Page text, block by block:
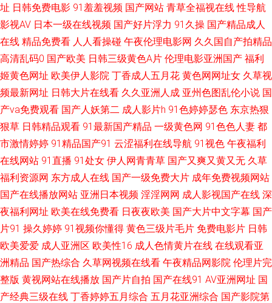
在线成人网 三级伦理在线 亚洲欧美另类性爱 超碰人人模 黄污视频 欧美实操
视频 天天天天艹 91黑丝射 www91社 国产主页 蜜桃视频在线观看 日韩偷拍
网 亚洲成人黄色 99热新网址是 国产豆花网站 蜜桃无线传媒 少妇AV导航 自
拍人妻欧美 ts伪娘自慰黑料 国产AB高清 久久g热 人人摸人人干人人 性爱综
合区 超碰97干 黄色片青青草 欧美性爱va专区 香蕉久艹 91手机在线视频 成
人a在线网观看 黄色网上站观看 欧美性爱第七页 五月丁香成人网 97黃色网
人人超碰 日本生活片 伊人久久在线 波多野吉衣家91 精品91蘑菇 人妖激情
午夜情色成人在线 91丝袜拍拍 成人综合剧场 精品久久人妻 人人操人人摸人
人 亚洲成人A片 wwwav天堂网 九九九国产精品 日本3级中文字幕 亚洲日韩
址 日韩免费电影 91羞羞视频 国产网站 青草全福视在线 性导航
影视AV 日本一级在线视频 国产好片浮力 91久操 国产精品成人
在线 精品免费看 人人看操碰 午夜伦理电影网 久久国自产拍精品
高清乱码0 国产欧美 日韩三级黄色A片 伦理电影亚洲国产 福利
姬黄色网址 欧美伊人影院 丁香成人五月花 黄色网网址女 久草视
频最新网址 日韩大片在线看 久久亚洲人成 亚州色图乱伦小说 国
产va免费观看 国产人妖第二 成人影片h 91色婷婷瑟色 东京热狠
狠草 日韩精品观看 91最新国产精品 一级黄色网 91色色人妻 都
市激情婷婷 91精品国产91 云涩福利在线导航 91视色 午夜福利
在线网站 91直播 91处女 伊人网青青草 国产又爽又黄又无 久草
福利资源网 东方成人在线 国产一级免费大片 成年免费视频网站
国产在线播放网站 亚洲日本视频 淫淫网网 成人影视国产在线 深
夜福利网址 欧美在线免费看 日夜夜欧美 国产大片中文字幕 国产
片91 操久婷婷 91视频你懂得 黄色三级片毛片 免费电影片 日韩
欧美爱爱 成人亚洲区 欧美性16 成人色情黄片在线 在线观看亚
洲精品 国产热综合 久草网视频在线看 午夜精品网影院 伦理片完
整版 黄视网站在线播放 国产片自拍 国产在线91 AV亚洲网址 国
产经典三级在线 丁香婷婷五月综合 五月花亚洲综合 国产影院第